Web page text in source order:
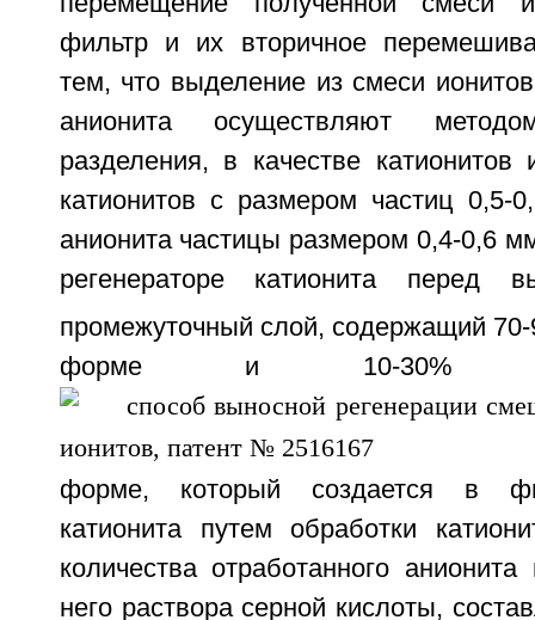
фильтр и их вторичное
тем, что выделение из смеси
анионита осуществляют
разделения, в качестве катионитов
катионитов с размером частиц
анионита частицы размером 0,4-0,6
регенераторе катионита перед
промежуточный слой, содержащий 70-
форме и 10-30%
форме, который создается в
катионита путем обработки
количества отработанного
него раствора серной кислоты,